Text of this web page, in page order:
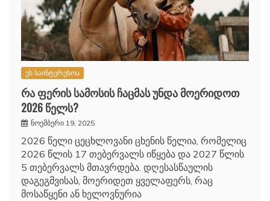
ეს საინტერესოა
რა ფერის სამოსის ჩაცმას უნდა მოერიდოთ
2026 წელს?
ნოემბერი 19, 2025
2026 წელი ცეცხლოვანი ცხენის წელია, რომელიც
2026 წლის 17 თებერვალს იწყება და 2027 წლის
5 თებერვალს მთავრდება. დღესასწაულის
დაგეგმვისას, მოერიდეთ ყველაფერს, რაც
მოსაწყენი ან ხელოვნურია